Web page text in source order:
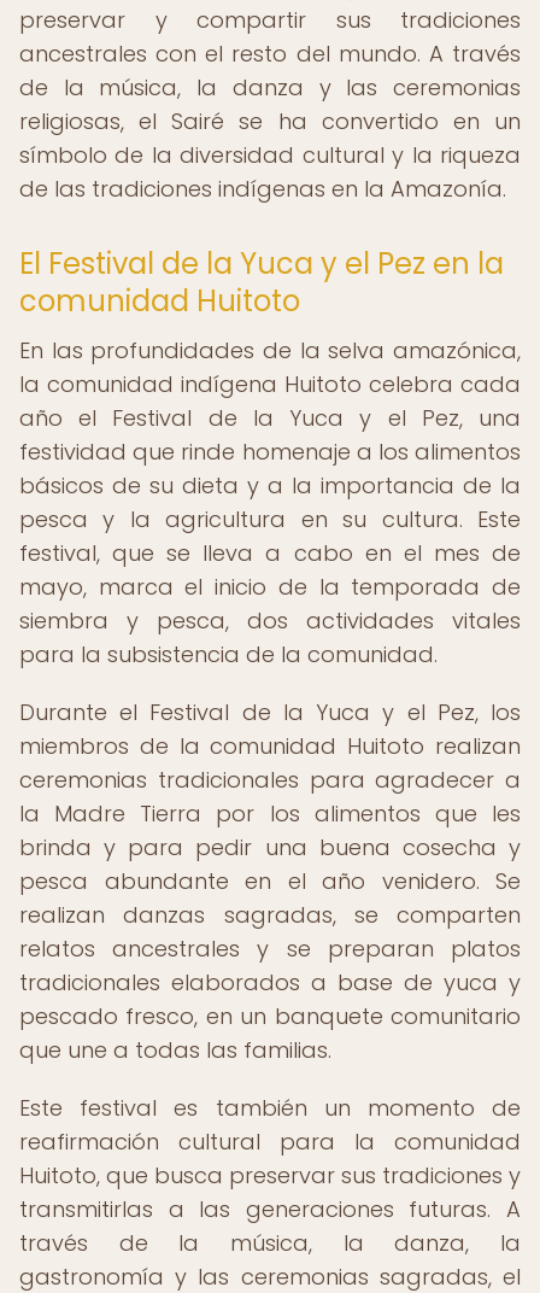
preservar y compartir sus tradiciones
ancestrales con el resto del mundo. A través
de la música, la danza y las ceremonias
religiosas, el Sairé se ha convertido en un
símbolo de la diversidad cultural y la riqueza
de las tradiciones indígenas en la Amazonía.
El Festival de la Yuca y el Pez en la
comunidad Huitoto
En las profundidades de la selva amazónica,
la comunidad indígena Huitoto celebra cada
año el Festival de la Yuca y el Pez, una
festividad que rinde homenaje a los alimentos
básicos de su dieta y a la importancia de la
pesca y la agricultura en su cultura. Este
festival, que se lleva a cabo en el mes de
mayo, marca el inicio de la temporada de
siembra y pesca, dos actividades vitales
para la subsistencia de la comunidad.
Durante el Festival de la Yuca y el Pez, los
miembros de la comunidad Huitoto realizan
ceremonias tradicionales para agradecer a
la Madre Tierra por los alimentos que les
brinda y para pedir una buena cosecha y
pesca abundante en el año venidero. Se
realizan danzas sagradas, se comparten
relatos ancestrales y se preparan platos
tradicionales elaborados a base de yuca y
pescado fresco, en un banquete comunitario
que une a todas las familias.
Este festival es también un momento de
reafirmación cultural para la comunidad
Huitoto, que busca preservar sus tradiciones y
transmitirlas a las generaciones futuras. A
través de la música, la danza, la
gastronomía y las ceremonias sagradas, el